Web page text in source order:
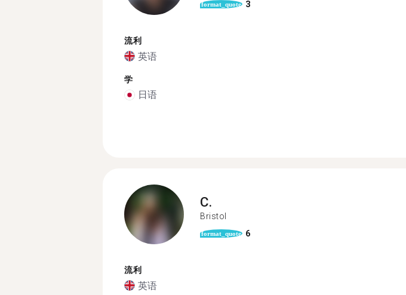
format_quote 3
流利
英语
学
日语
C.
Bristol
format_quote 6
流利
英语